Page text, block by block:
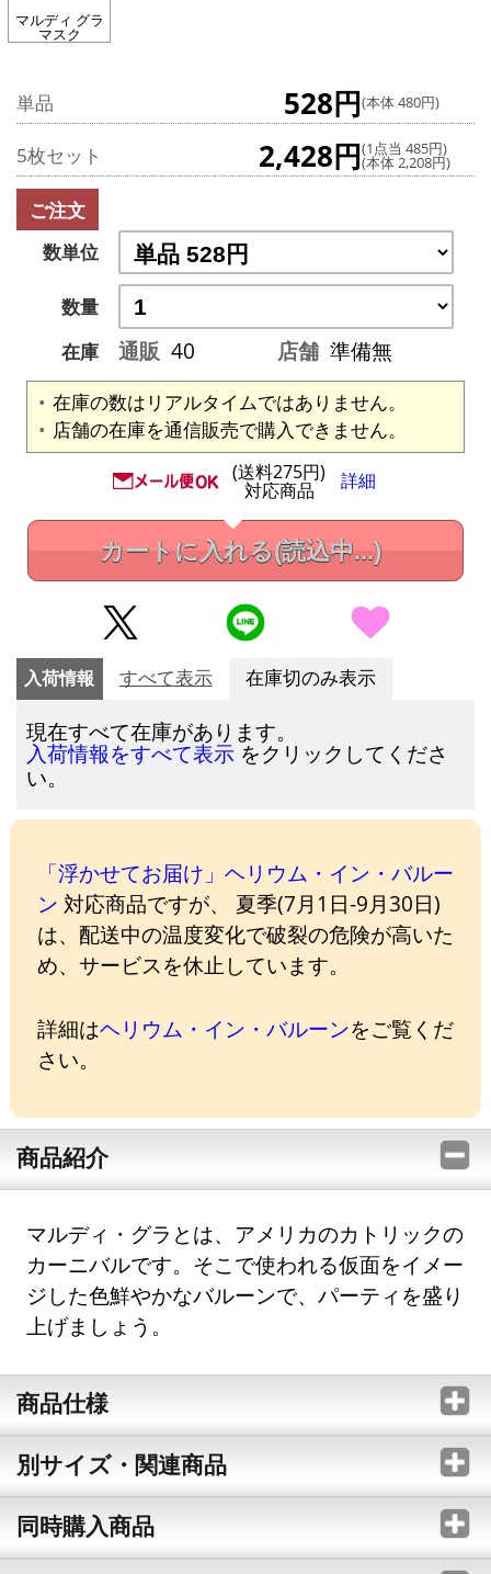
マルディ グラ
マスク
単品 528円(本体 480円)
5枚セット 2,428円(1点当 485円)
(本体 2,208円)
ご注文
数単位
数量
在庫
通販 40 店舗 準備無
在庫の数はリアルタイムではありません。
店舗の在庫を通信販売で購入できません。
(送料275円)
対応商品 詳細
カートに入れる(読込中...)
入荷情報 すべて表示 在庫切のみ表示
現在すべて在庫があります。
入荷情報をすべて表示 をクリックしてくださ
い。
「浮かせてお届け」ヘリウム・イン・バルー
ン 対応商品ですが、 夏季(7月1日-9月30日)
は、配送中の温度変化で破裂の危険が高いた
め、サービスを休止しています。
詳細はヘリウム・イン・バルーンをご覧くだ
さい。
商品紹介
マルディ・グラとは、アメリカのカトリックの
カーニバルです。そこで使われる仮面をイメー
ジした色鮮やかなバルーンで、パーティを盛り
上げましょう。
商品仕様
別サイズ・関連商品
同時購入商品